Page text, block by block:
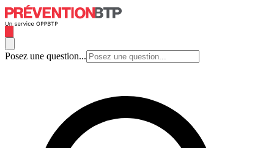
Posez une question...